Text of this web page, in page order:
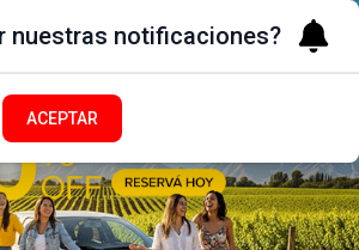
nuestras notificaciones?
ACEPTAR